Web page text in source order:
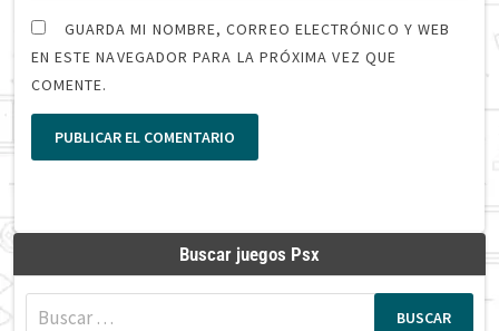
GUARDA MI NOMBRE, CORREO ELECTRÓNICO Y WEB
EN ESTE NAVEGADOR PARA LA PRÓXIMA VEZ QUE
COMENTE.
Buscar juegos Psx
Buscar: